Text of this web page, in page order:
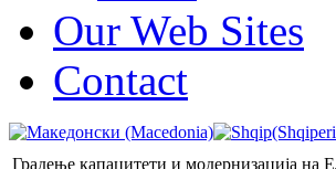
Our Web Sites
Contact
Градење капацитети и модернизација на